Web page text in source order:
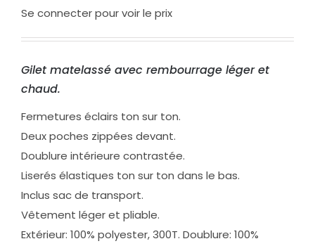
Se connecter pour voir le prix
Gilet matelassé avec rembourrage léger et
chaud.
Fermetures éclairs ton sur ton.
Deux poches zippées devant.
Doublure intérieure contrastée.
Liserés élastiques ton sur ton dans le bas.
Inclus sac de transport.
Vêtement léger et pliable.
Extérieur: 100% polyester, 300T. Doublure: 100%